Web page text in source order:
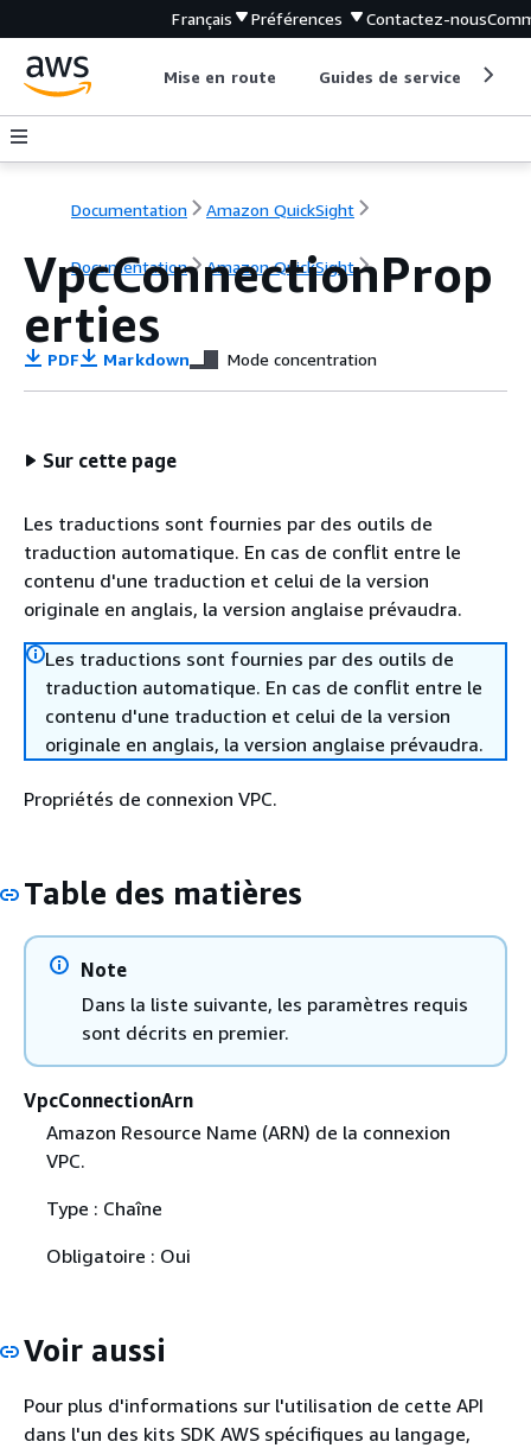
Français Préférences Contactez-nous
Mise en route Guides de service
Documentation Amazon QuickSight
Documentation Amazon QuickSight
VpcConnectionProp
erties
PDF Markdown Mode concentration
Sur cette page
Les traductions sont fournies par des outils de
traduction automatique. En cas de conflit entre le
contenu d'une traduction et celui de la version
originale en anglais, la version anglaise prévaudra.
Les traductions sont fournies par des outils de
traduction automatique. En cas de conflit entre le
contenu d'une traduction et celui de la version
originale en anglais, la version anglaise prévaudra.
Propriétés de connexion VPC.
Table des matières
Note
Dans la liste suivante, les paramètres requis
sont décrits en premier.
VpcConnectionArn
Amazon Resource Name (ARN) de la connexion
VPC.
Type : Chaîne
Obligatoire : Oui
Voir aussi
Pour plus d'informations sur l'utilisation de cette API
dans l'un des kits SDK AWS spécifiques au langage,